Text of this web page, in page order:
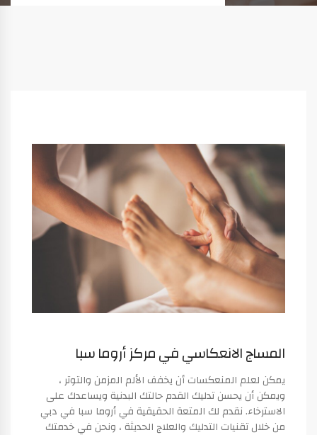
المساج الانعكاسي في مركز أروما سبا
يمكن لعلم المنعكسات أن يخفف الألم المزمن والتوتر ،
ويمكن أن يحسن تدليك القدم حالتك البدنية ويساعدك على
الاسترخاء. نقدم لك المتعة الحقيقية في أروما سبا في دبي
من خلال تقنيات التدليك والعلاج الحديثة ، ونحن في خدمتك